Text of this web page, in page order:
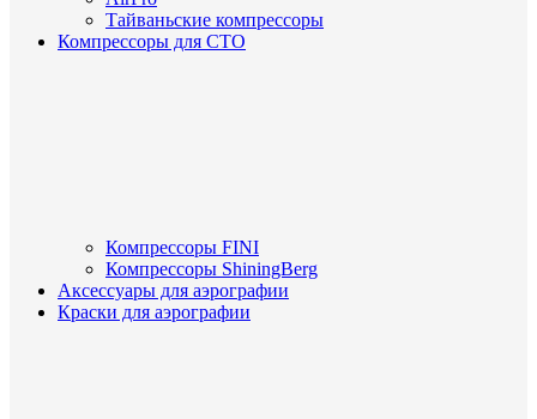
Тайваньские компрессоры
Компрессоры для СТО
Компрессоры FINI
Компрессоры ShiningBerg
Аксессуары для аэрографии
Краски для аэрографии